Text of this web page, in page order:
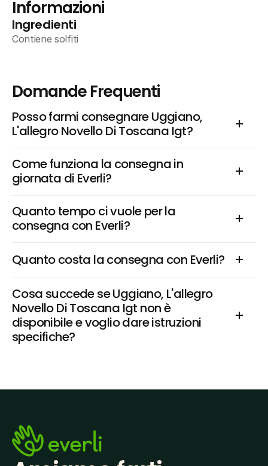
Informazioni
Ingredienti
Contiene solfiti
Domande Frequenti
Posso farmi consegnare Uggiano,
L'allegro Novello Di Toscana Igt?
Come funziona la consegna in
giornata di Everli?
Quanto tempo ci vuole per la
consegna con Everli?
Quanto costa la consegna con Everli?
Cosa succede se Uggiano, L'allegro
Novello Di Toscana Igt non è
disponibile e voglio dare istruzioni
specifiche?